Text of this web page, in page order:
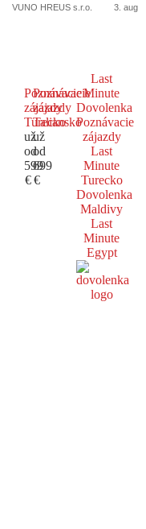
VUNO HREUS s.r.o. 3. aug
Poznávacie
zájazdy
Turecko
už
od
599
€
Poznávacie
zájazdy
Taliansko
už
od
699
€
Last
Minute
Dovolenka
Poznávacie
zájazdy
Last
Minute
Turecko
Dovolenka
Maldivy
Last
Minute
Egypt